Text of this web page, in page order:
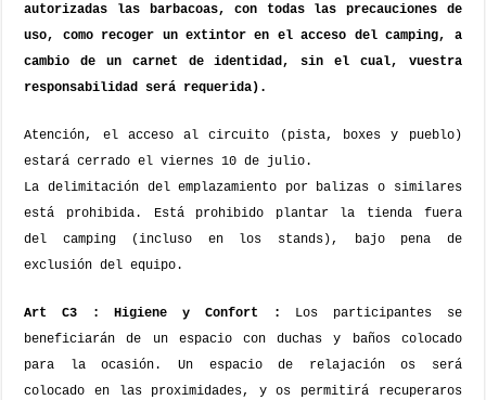
autorizadas las barbacoas, con todas las precauciones de
uso, como recoger un extintor en el acceso del camping, a
cambio de un carnet de identidad, sin el cual, vuestra
responsabilidad será requerida).
Atención, el acceso al circuito (pista, boxes y pueblo)
estará cerrado el viernes 10 de julio.
La delimitación del emplazamiento por balizas o similares
está prohibida. Está prohibido plantar la tienda fuera
del camping (incluso en los stands), bajo pena de
exclusión del equipo.
Art C3 : Higiene y Confort :
Los participantes se
beneficiarán de un espacio con duchas y baños colocado
para la ocasión.
Un espacio de relajación os será
colocado en las proximidades, y os permitirá recuperaros